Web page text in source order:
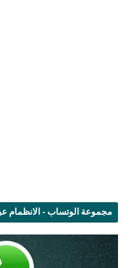
مجموعة الوتساب - الانظمام